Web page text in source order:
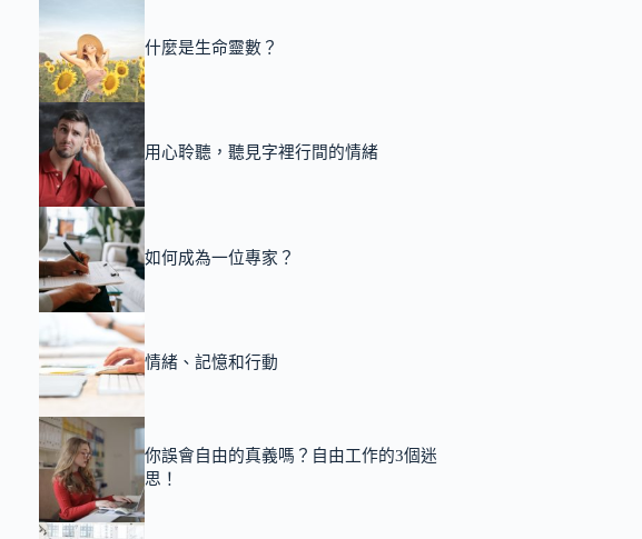
什麼是生命靈數？
用心聆聽，聽見字裡行間的情緒
如何成為一位專家？
情緒、記憶和行動
你誤會自由的真義嗎？自由工作的3個迷
思！